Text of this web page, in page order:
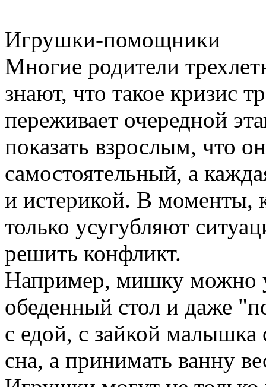
Игрушки-помощники
Многие родители
знают, что такое кризис
переживает очередной
показать взрослым, что
самостоятельный, а
и истерикой. В моменты,
только усугубляют
решить конфликт.
Например, мишку можно
обеденный стол и даже
с едой, с зайкой
сна, а принимать ванну